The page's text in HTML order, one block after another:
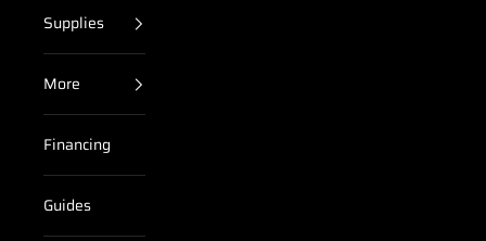
Supplies
More
Financing
Guides